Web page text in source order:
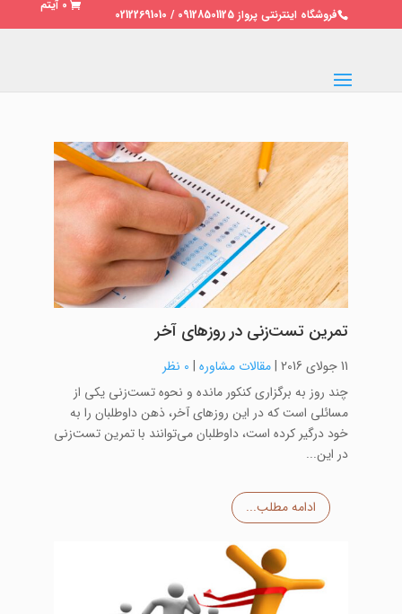
فروشگاه اینترنتی پرواز 09128501125 / 02122691010
0 آیتم
تمرین تست‌زنی در روزهای آخر
11 جولای 2016 |مقالات مشاوره| 0 نظر
چند روز به برگزاری کنکور مانده و نحوه تست‌زنی یکی از
مسائلی است که در این روزهای آخر، ذهن داوطلبان را به
خود درگیر کرده است، داوطلبان می‌توانند با تمرین تست‌زنی
در این...
ادامه مطلب...